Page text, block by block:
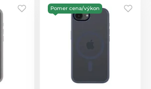
Pomer cena/výkon